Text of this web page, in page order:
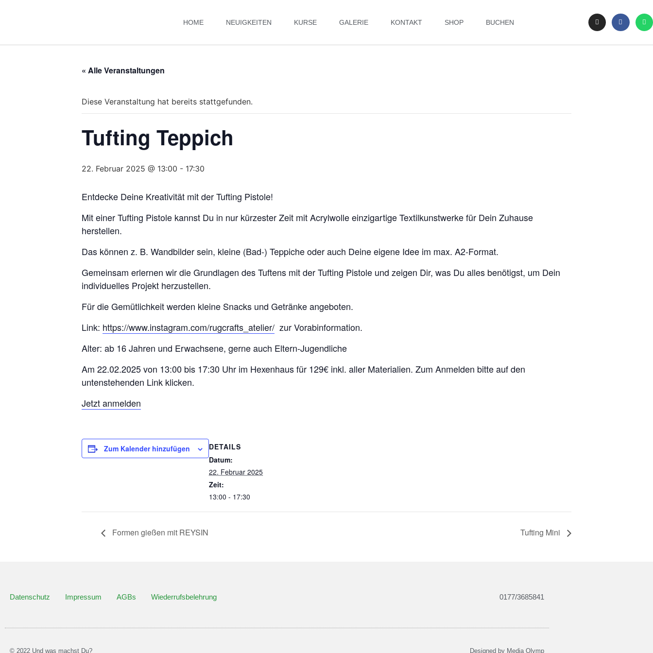
HOME NEUIGKEITEN KURSE GALERIE KONTAKT SHOP BUCHEN
« Alle Veranstaltungen
Diese Veranstaltung hat bereits stattgefunden.
Tufting Teppich
22. Februar 2025 @ 13:00 - 17:30
Entdecke Deine Kreativität mit der Tufting Pistole!
Mit einer Tufting Pistole kannst Du in nur kürzester Zeit mit Acrylwolle einzigartige Textilkunstwerke für Dein Zuhause
herstellen.
Das können z. B. Wandbilder sein, kleine (Bad-) Teppiche oder auch Deine eigene Idee im max. A2-Format.
Gemeinsam erlernen wir die Grundlagen des Tuftens mit der Tufting Pistole und zeigen Dir, was Du alles benötigst, um Dein
individuelles Projekt herzustellen.
Für die Gemütlichkeit werden kleine Snacks und Getränke angeboten.
Link: https://www.instagram.com/rugcrafts_atelier/ zur Vorabinformation.
Alter: ab 16 Jahren und Erwachsene, gerne auch Eltern-Jugendliche
Am 22.02.2025 von 13:00 bis 17:30 Uhr im Hexenhaus für 129€ inkl. aller Materialien. Zum Anmelden bitte auf den
untenstehenden Link klicken.
Jetzt anmelden
Zum Kalender hinzufügen
DETAILS
Datum:
22. Februar 2025
Zeit:
13:00 - 17:30
Formen gießen mit REYSIN Tufting Mini
Datenschutz Impressum AGBs Wiederrufsbelehrung 0177/3685841
© 2022 Und was machst Du? Designed by Media Olymp